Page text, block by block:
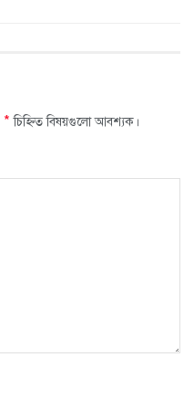
* চিহ্নিত বিষয়গুলো আবশ্যক।